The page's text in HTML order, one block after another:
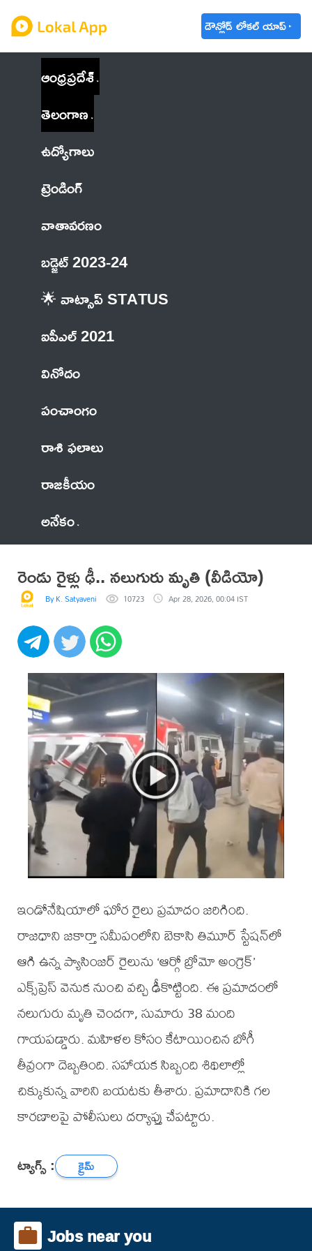
డౌన్లోడ్ లోకల్ యాప్
ఆంధ్రప్రదేశ్
తెలంగాణ
ఉద్యోగాలు
ట్రెండింగ్
వాతావరణం
బడ్జెట్ 2023-24
🌟 వాట్సాప్ STATUS
ఐపీఎల్ 2021
వినోదం
పంచాంగం
రాశి ఫలాలు
రాజకీయం
అనేకం
రెండు రైళ్లు ఢీ.. నలుగురు మృతి (వీడియో)
By K. Satyaveni 10723 Apr 28, 2026, 00:04 IST
ఇండోనేషియాలో ఘోర రైలు ప్రమాదం జరిగింది.
రాజధాని జకార్తా సమీపంలోని బెకాసి తిమూర్ స్టేషన్‌లో
ఆగి ఉన్న ప్యాసింజర్ రైలును ‘ఆర్గో బ్రోమో అంగ్రెక్’
ఎక్స్‌ప్రెస్ వెనుక నుంచి వచ్చి ఢీకొట్టింది. ఈ ప్రమాదంలో
నలుగురు మృతి చెందగా, సుమారు 38 మంది
గాయపడ్డారు. మహిళల కోసం కేటాయించిన బోగీ
తీవ్రంగా దెబ్బతింది. సహాయక సిబ్బంది శిథిలాల్లో
చిక్కుకున్న వారిని బయటకు తీశారు. ప్రమాదానికి గల
కారణాలపై పోలీసులు దర్యాప్తు చేపట్టారు.
ట్యాగ్స్ : క్రైమ్
Jobs near you